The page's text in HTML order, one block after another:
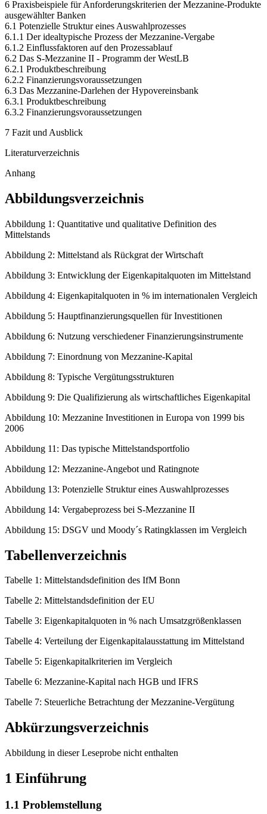
6 Praxisbeispiele für Anforderungskriterien der Mezzanine-Produkte
ausgewählter Banken
6.1 Potenzielle Struktur eines Auswahlprozesses
6.1.1 Der idealtypische Prozess der Mezzanine-Vergabe
6.1.2 Einflussfaktoren auf den Prozessablauf
6.2 Das S-Mezzanine II - Programm der WestLB
6.2.1 Produktbeschreibung
6.2.2 Finanzierungsvoraussetzungen
6.3 Das Mezzanine-Darlehen der Hypovereinsbank
6.3.1 Produktbeschreibung
6.3.2 Finanzierungsvoraussetzungen
7 Fazit und Ausblick
Literaturverzeichnis
Anhang
Abbildungsverzeichnis
Abbildung 1: Quantitative und qualitative Definition des
Mittelstands
Abbildung 2: Mittelstand als Rückgrat der Wirtschaft
Abbildung 3: Entwicklung der Eigenkapitalquoten im Mittelstand
Abbildung 4: Eigenkapitalquoten in % im internationalen Vergleich
Abbildung 5: Hauptfinanzierungsquellen für Investitionen
Abbildung 6: Nutzung verschiedener Finanzierungsinstrumente
Abbildung 7: Einordnung von Mezzanine-Kapital
Abbildung 8: Typische Vergütungsstrukturen
Abbildung 9: Die Qualifizierung als wirtschaftliches Eigenkapital
Abbildung 10: Mezzanine Investitionen in Europa von 1999 bis
2006
Abbildung 11: Das typische Mittelstandsportfolio
Abbildung 12: Mezzanine-Angebot und Ratingnote
Abbildung 13: Potenzielle Struktur eines Auswahlprozesses
Abbildung 14: Vergabeprozess bei S-Mezzanine II
Abbildung 15: DSGV und Moody´s Ratingklassen im Vergleich
Tabellenverzeichnis
Tabelle 1: Mittelstandsdefinition des IfM Bonn
Tabelle 2: Mittelstandsdefinition der EU
Tabelle 3: Eigenkapitalquoten in % nach Umsatzgrößenklassen
Tabelle 4: Verteilung der Eigenkapitalausstattung im Mittelstand
Tabelle 5: Eigenkapitalkriterien im Vergleich
Tabelle 6: Mezzanine-Kapital nach HGB und IFRS
Tabelle 7: Steuerliche Betrachtung der Mezzanine-Vergütung
Abkürzungsverzeichnis
Abbildung in dieser Leseprobe nicht enthalten
1 Einführung
1.1 Problemstellung